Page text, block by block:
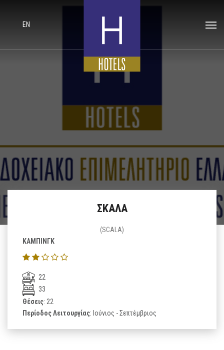
EN
ΣΚΑΛΑ
(SCALA)
ΚΑΜΠΙΝΓΚ
22
33
Θέσεις: 22
Περίοδος Λειτουργίας: Ιούνιος - Σεπτέμβριος